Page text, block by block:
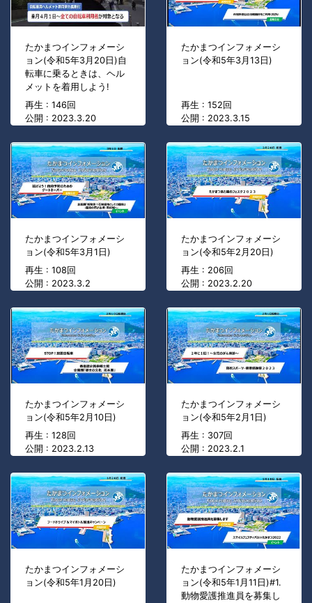
たかまつインフォメーシ
ョン(令和5年3月20日)自
転車に乗るときは、ヘル
メットを着用しよう!
再生 : 146回
公開 : 2023.3.20
たかまつインフォメーシ
ョン(令和5年3月13日)
再生 : 152回
公開 : 2023.3.15
たかまつインフォメーシ
ョン(令和5年3月1日)
再生 : 108回
公開 : 2023.3.2
たかまつインフォメーシ
ョン(令和5年2月20日)
再生 : 206回
公開 : 2023.2.20
たかまつインフォメーシ
ョン(令和5年2月10日)
再生 : 128回
公開 : 2023.2.13
たかまつインフォメーシ
ョン(令和5年2月1日)
再生 : 307回
公開 : 2023.2.1
たかまつインフォメーシ
ョン(令和5年1月20日)
たかまつインフォメーシ
ョン(令和5年1月11日)#1.
動物愛護推進員を募集し